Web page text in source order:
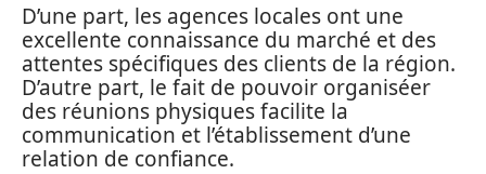
D’une part, les agences locales ont une
excellente connaissance du marché et des
attentes spécifiques des clients de la région.
D’autre part, le fait de pouvoir organiséer
des réunions physiques facilite la
communication et l’établissement d’une
relation de confiance.